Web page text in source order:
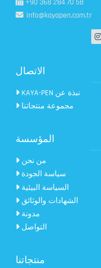
info@kayapen.com.tr
الاتصال
KAYA-PEN نبذة عن
مجموعة منتجاتنا
المؤسسة
من نحن
سياسة الجودة
السياسة البيئية
الشهادات والوثائق
مدونة
التواصل
منتجاتنا